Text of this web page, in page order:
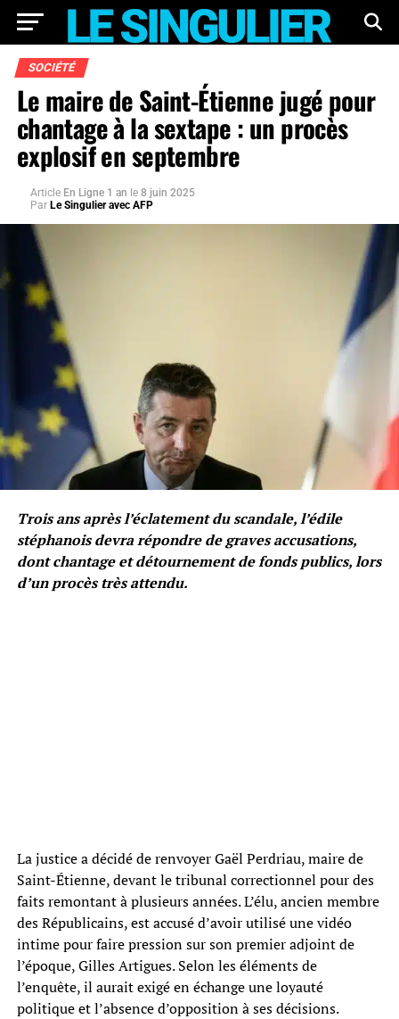
SOCIÉTÉ
Le maire de Saint-Étienne jugé pour
chantage à la sextape : un procès
explosif en septembre
Article En Ligne 1 an le 8 juin 2025
Par Le Singulier avec AFP
Trois ans après l’éclatement du scandale, l’édile
stéphanois devra répondre de graves accusations,
dont chantage et détournement de fonds publics, lors
d’un procès très attendu.
La justice a décidé de renvoyer Gaël Perdriau, maire de
Saint-Étienne, devant le tribunal correctionnel pour des
faits remontant à plusieurs années. L’élu, ancien membre
des Républicains, est accusé d’avoir utilisé une vidéo
intime pour faire pression sur son premier adjoint de
l’époque, Gilles Artigues. Selon les éléments de
l’enquête, il aurait exigé en échange une loyauté
politique et l’absence d’opposition à ses décisions.